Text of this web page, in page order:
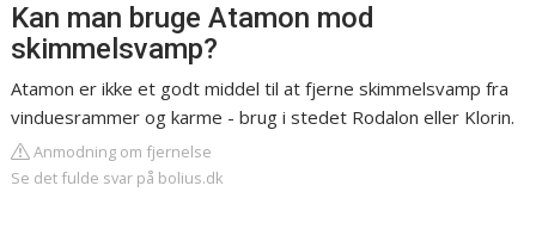
Kan man bruge Atamon mod
skimmelsvamp?
Atamon er ikke et godt middel til at fjerne skimmelsvamp fra
vinduesrammer og karme - brug i stedet Rodalon eller Klorin.
Anmodning om fjernelse
Se det fulde svar på bolius.dk